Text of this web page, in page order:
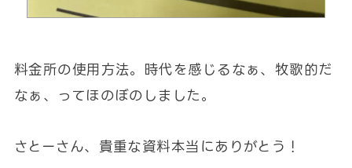
料金所の使用方法。時代を感じるなぁ、牧歌的だ
なぁ、ってほのぼのしました。
さとーさん、貴重な資料本当にありがとう！